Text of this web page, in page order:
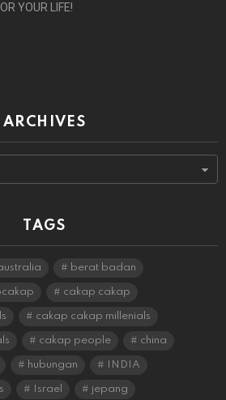
YOUR LIFE!
ARCHIVES
TAGS
berat badan
cakap cakap
cakap cakap millenials
cakap people china
hubungan INDIA
Israel jepang